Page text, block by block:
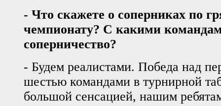
- Что скажете о соперниках по
чемпионату? С какими
соперничество?
- Будем реалистами. Победа над
шестью командами в турнирной
большой сенсацией, нашим